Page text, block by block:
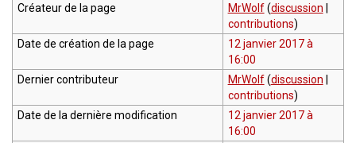
Créateur de la page MrWolf (discussion
contributions)
Date de création de la page
12 janvier 2017 à
16:00
Dernier contributeur
MrWolf (discussion
contributions)
Date de la dernière modification
12 janvier 2017 à
16:00